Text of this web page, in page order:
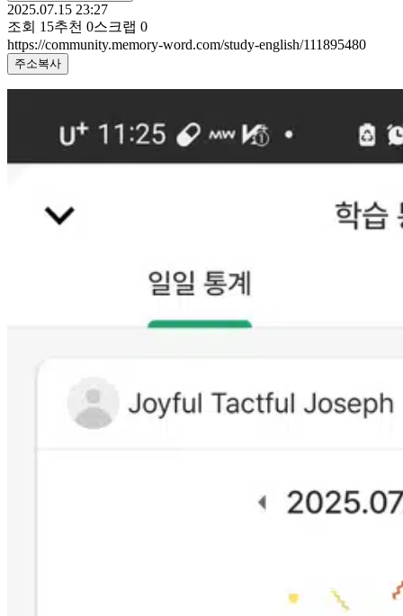
2025.07.15 23:27
조회 15추천 0스크랩 0
https://community.memory-word.com/study-english/111895480
주소복사